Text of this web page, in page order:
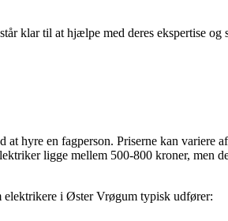
klar til at hjælpe med deres ekspertise
hyre en fagperson. Priserne kan variere
ligge mellem 500-800 kroner, men
elektrikere i Øster Vrøgum typisk udfører: